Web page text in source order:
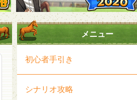
メニュー
初心者手引き
シナリオ攻略